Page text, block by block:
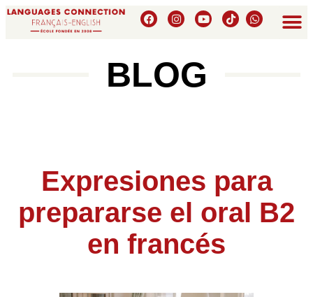
BLOG
Expresiones para
prepararse el oral B2
en francés